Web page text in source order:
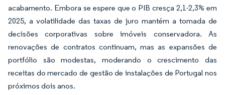
acabamento. Embora se espere que o PIB cresça 2,1-2,3% em
2025, a volatilidade das taxas de juro mantém a tomada de
decisões corporativas sobre imóveis conservadora. As
renovações de contratos continuam, mas as expansões de
portfólio são modestas, moderando o crescimento das
receitas do mercado de gestão de instalações de Portugal nos
próximos dois anos.